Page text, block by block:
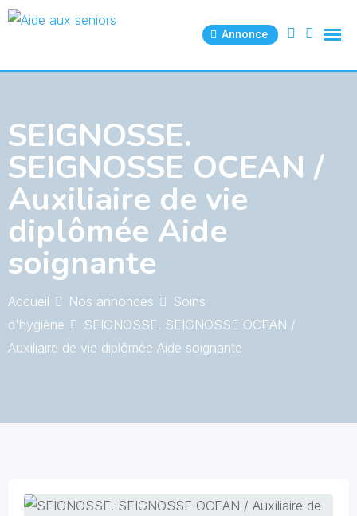
Skip
Annonce
SEIGNOSSE.
SEIGNOSSE OCEAN /
Auxiliaire de vie
diplômée Aide
soignante
Accueil Nos annonces
Soins
d'hygiène
SEIGNOSSE. SEIGNOSSE OCEAN /
Auxiliaire de vie diplômée Aide soignante